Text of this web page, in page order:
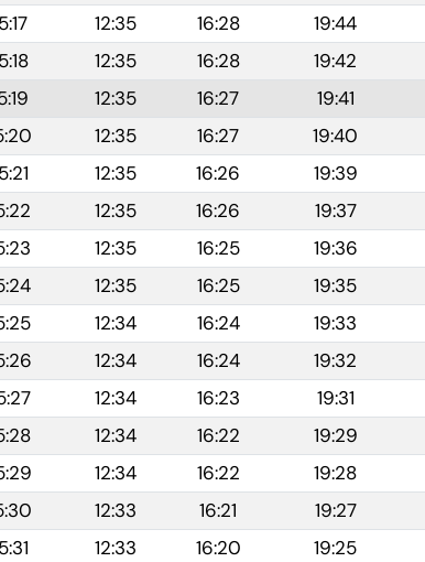
12:35 16:28 19:44
12:35 16:28 19:42
12:35 16:27 19:41
12:35 16:27 19:40
12:35 16:26 19:39
12:35 16:26 19:37
12:35 16:25 19:36
12:35 16:25 19:35
12:34 16:24 19:33
12:34 16:24 19:32
12:34 16:23 19:31
12:34 16:22 19:29
12:34 16:22 19:28
12:33 16:21 19:27
12:33 16:20 19:25